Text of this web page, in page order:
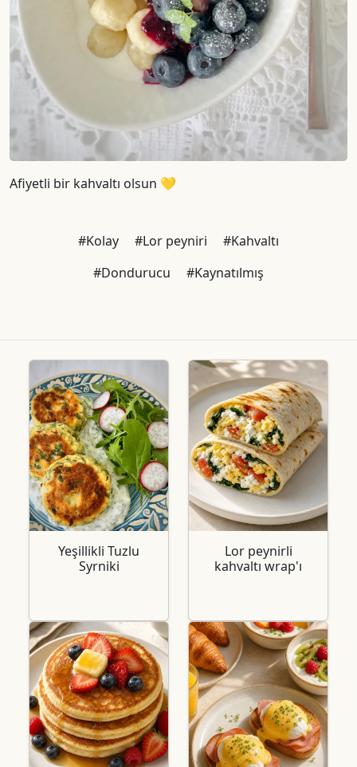
Afiyetli bir kahvaltı olsun 💛
#Kolay #Lor peyniri
#Kahvaltı
#Dondurucu
#Kaynatılmış
Yeşillikli Tuzlu
Syrniki
Lor peynirli
kahvaltı wrap'ı